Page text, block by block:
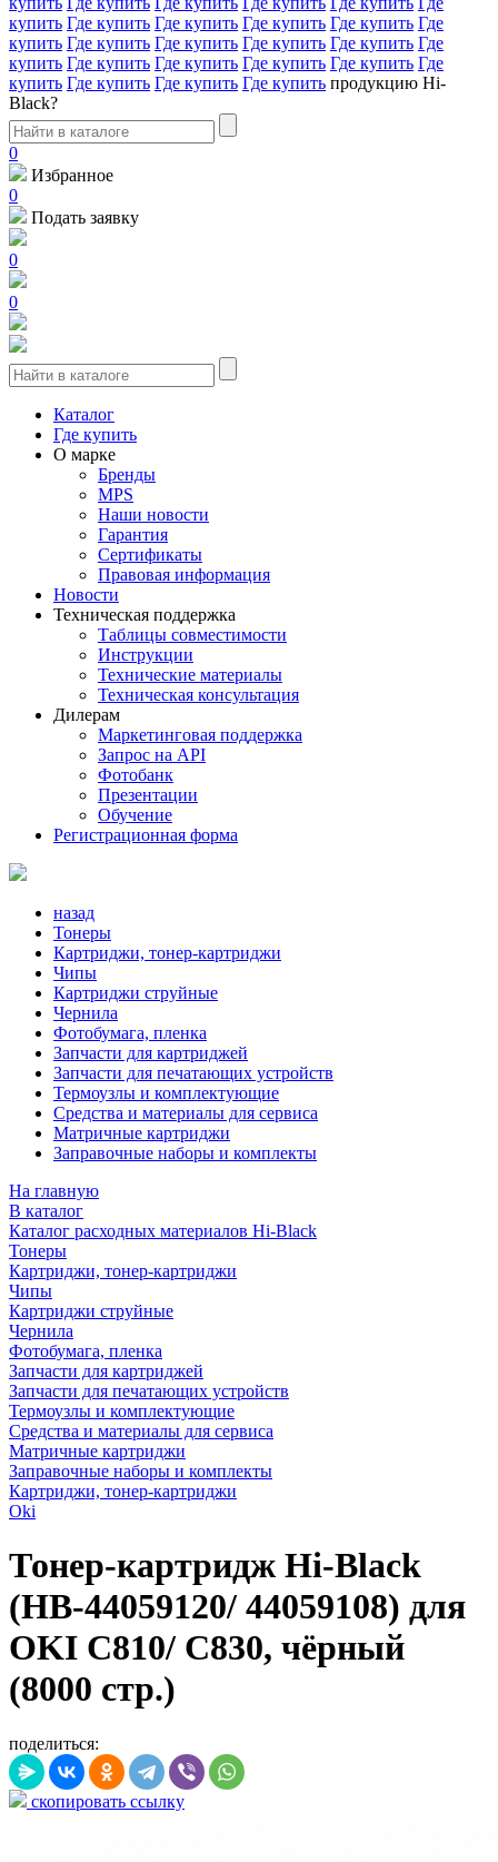
купить Где купить Где купить Где купить Где купить Где
купить Где купить Где купить Где купить Где купить Где
купить Где купить Где купить Где купить Где купить Где
купить Где купить Где купить Где купить продукцию Hi-
Black?
0
Избранное
0
Подать заявку
0
0
Каталог
Где купить
О марке
Бренды
MPS
Наши новости
Гарантия
Сертификаты
Правовая информация
Новости
Техническая поддержка
Таблицы совместимости
Инструкции
Технические материалы
Техническая консультация
Дилерам
Маркетинговая поддержка
Запрос на API
Фотобанк
Презентации
Обучение
Регистрационная форма
назад
Тонеры
Картриджи, тонер-картриджи
Чипы
Картриджи струйные
Чернила
Фотобумага, пленка
Запчасти для картриджей
Запчасти для печатающих устройств
Термоузлы и комплектующие
Средства и материалы для сервиса
Матричные картриджи
Заправочные наборы и комплекты
На главную
В каталог
Каталог расходных материалов Hi-Black
Тонеры
Картриджи, тонер-картриджи
Чипы
Картриджи струйные
Чернила
Фотобумага, пленка
Запчасти для картриджей
Запчасти для печатающих устройств
Термоузлы и комплектующие
Средства и материалы для сервиса
Матричные картриджи
Заправочные наборы и комплекты
Картриджи, тонер-картриджи
Oki
Тонер-картридж Hi-Black
(HB-44059120/ 44059108) для
OKI C810/ C830, чёрный
(8000 стр.)
поделиться:
скопировать ссылку